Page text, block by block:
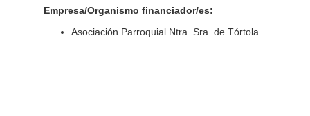
Empresa/Organismo financiador/es:
Asociación Parroquial Ntra. Sra. de Tórtola